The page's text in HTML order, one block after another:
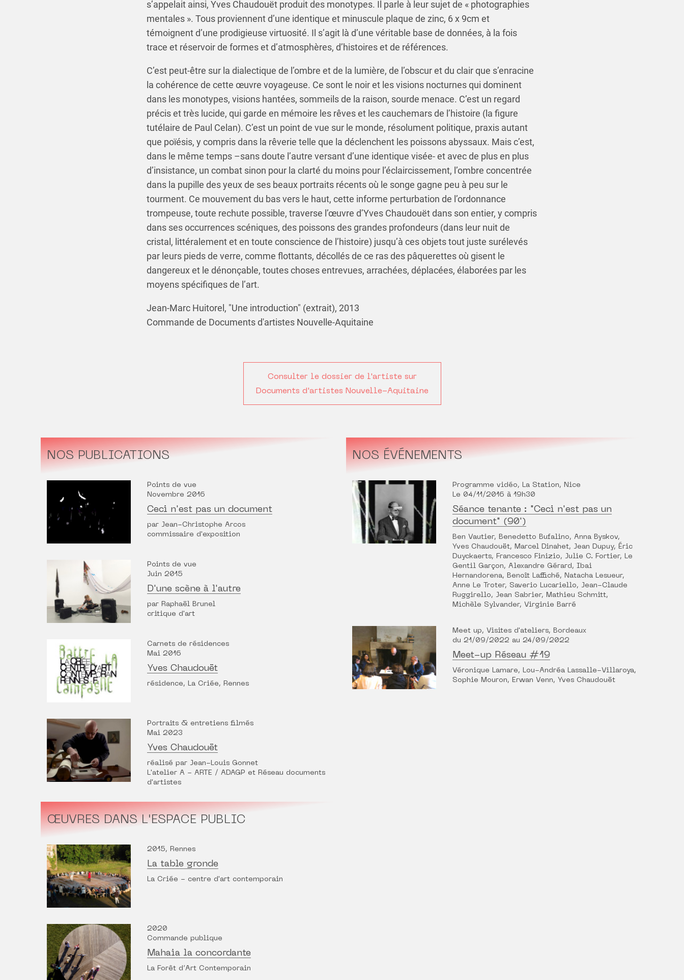
s’appelait ainsi, Yves Chaudouët produit des monotypes. Il parle à leur sujet de « photographies
mentales ». Tous proviennent d’une identique et minuscule plaque de zinc, 6 x 9cm et
témoignent d’une prodigieuse virtuosité. Il s’agit là d’une véritable base de données, à la fois
trace et réservoir de formes et d’atmosphères, d’histoires et de références.
C’est peut-être sur la dialectique de l’ombre et de la lumière, de l’obscur et du clair que s’enracine
la cohérence de cette œuvre voyageuse. Ce sont le noir et les visions nocturnes qui dominent
dans les monotypes, visions hantées, sommeils de la raison, sourde menace. C’est un regard
précis et très lucide, qui garde en mémoire les rêves et les cauchemars de l’histoire (la figure
tutélaire de Paul Celan). C’est un point de vue sur le monde, résolument politique, praxis autant
que poïésis, y compris dans la rêverie telle que la déclenchent les poissons abyssaux. Mais c’est,
dans le même temps –sans doute l’autre versant d’une identique visée- et avec de plus en plus
d’insistance, un combat sinon pour la clarté du moins pour l’éclaircissement, l’ombre concentrée
dans la pupille des yeux de ses beaux portraits récents où le songe gagne peu à peu sur le
tourment. Ce mouvement du bas vers le haut, cette informe perturbation de l’ordonnance
trompeuse, toute rechute possible, traverse l’œuvre d’Yves Chaudouët dans son entier, y compris
dans ses occurrences scéniques, des poissons des grandes profondeurs (dans leur nuit de
cristal, littéralement et en toute conscience de l’histoire) jusqu’à ces objets tout juste surélevés
par leurs pieds de verre, comme flottants, décollés de ce ras des pâquerettes où gisent le
dangereux et le dénonçable, toutes choses entrevues, arrachées, déplacées, élaborées par les
moyens spécifiques de l’art.
Jean-Marc Huitorel, "Une introduction" (extrait), 2013
Commande de Documents d'artistes Nouvelle-Aquitaine
Consulter le dossier de l'artiste sur
Documents d'artistes Nouvelle-Aquitaine
NOS PUBLICATIONS
Points de vue
Novembre 2016
Ceci n'est pas un document
par Jean-Christophe Arcos
commissaire d'exposition
Points de vue
Juin 2015
D'une scène à l'autre
par Raphaël Brunel
critique d'art
Carnets de résidences
Mai 2016
Yves Chaudouët
résidence, La Criée, Rennes
Portraits & entretiens filmés
Mai 2023
Yves Chaudouët
réalisé par Jean-Louis Gonnet
L'atelier A - ARTE / ADAGP et Réseau documents
d'artistes
NOS ÉVÉNEMENTS
Programme vidéo, La Station, Nice
Le 04/11/2016 à 19h30
Séance tenante : "Ceci n'est pas un
document" (90')
Ben Vautier, Benedetto Bufalino, Anna Byskov,
Yves Chaudouët, Marcel Dinahet, Jean Dupuy, Éric
Duyckaerts, Francesco Finizio, Julie C. Fortier, Le
Gentil Garçon, Alexandre Gérard, Ibai
Hernandorena, Benoît Laffiché, Natacha Lesueur,
Anne Le Troter, Saverio Lucariello, Jean-Claude
Ruggirello, Jean Sabrier, Mathieu Schmitt,
Michèle Sylvander, Virginie Barré
Meet up, Visites d'ateliers, Bordeaux
du 21/09/2022 au 24/09/2022
Meet-up Réseau #19
Véronique Lamare, Lou-Andréa Lassalle-Villaroya,
Sophie Mouron, Erwan Venn, Yves Chaudouët
ŒUVRES DANS L'ESPACE PUBLIC
2015, Rennes
La table gronde
La Criée - centre d'art contemporain
2020
Commande publique
Mahaia la concordante
La Forêt d’Art Contemporain